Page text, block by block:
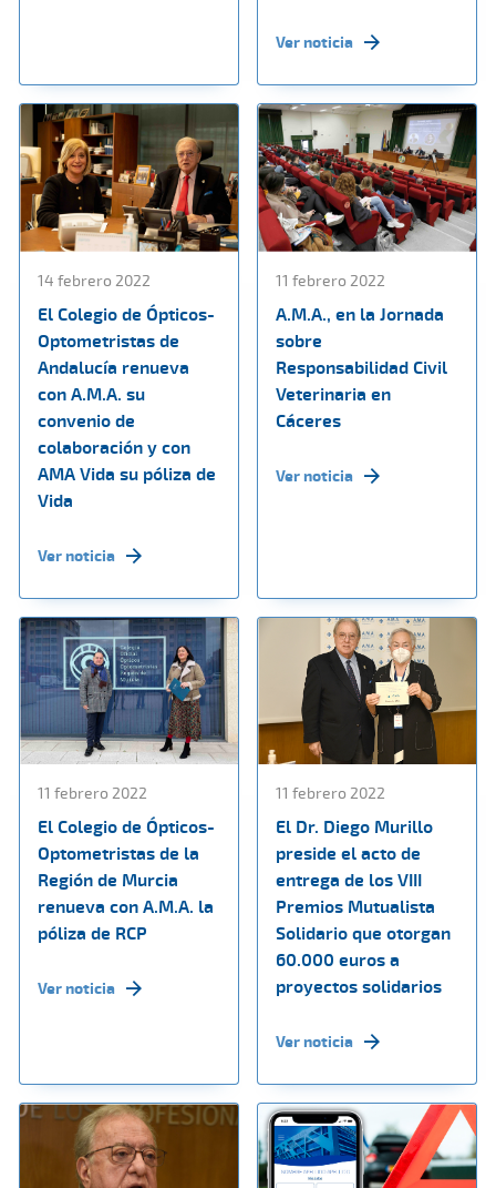
Ver noticia
14 febrero 2022
El Colegio de Ópticos-
Optometristas de
Andalucía renueva
con A.M.A. su
convenio de
colaboración y con
AMA Vida su póliza de
Vida
Ver noticia
11 febrero 2022
A.M.A., en la Jornada
sobre
Responsabilidad Civil
Veterinaria en
Cáceres
Ver noticia
11 febrero 2022
El Colegio de Ópticos-
Optometristas de la
Región de Murcia
renueva con A.M.A. la
póliza de RCP
Ver noticia
11 febrero 2022
El Dr. Diego Murillo
preside el acto de
entrega de los VIII
Premios Mutualista
Solidario que otorgan
60.000 euros a
proyectos solidarios
Ver noticia